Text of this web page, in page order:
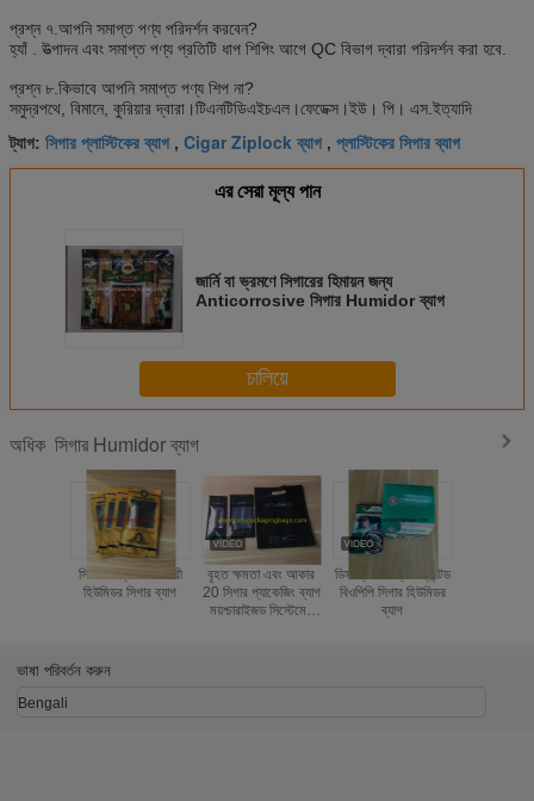
প্রশ্ন ৭.আপনি সমাপ্ত পণ্য পরিদর্শন করবেন?
হ্যাঁ . উত্পাদন এবং সমাপ্ত পণ্য প্রতিটি ধাপ শিপিং আগে QC বিভাগ দ্বারা পরিদর্শন করা হবে.
প্রশ্ন ৮.কিভাবে আপনি সমাপ্ত পণ্য শিপ না?
সমুদ্রপথে, বিমানে, কুরিয়ার দ্বারা।টিএনটিডিএইচএল।ফেডেক্স।ইউ। পি। এস.ইত্যাদি
ট্যাগ: সিগার প্লাস্টিকের ব্যাগ, Cigar Ziplock ব্যাগ, প্লাস্টিকের সিগার ব্যাগ
এর সেরা মূল্য পান
জার্নি বা ভ্রমণে সিগারের হিমায়ন জন্য
Anticorrosive সিগার Humidor ব্যাগ
চালিয়ে
অধিক সিগার Humidor ব্যাগ
সিগার আর্দ্রতা রক্ষাকারী
হিউমিডর সিগার ব্যাগ
বৃহত ক্ষমতা এবং আকার
20 সিগার প্যাকেজিং ব্যাগ
ময়শ্চারাইজড সিস্টেমের
ডিসপ্লে বক্স গ্রিন প্রিন্টেড
বিওপিপি সিগার হিউমিডর
ব্যাগ
ভাষা পরিবর্তন করুন
Bengali